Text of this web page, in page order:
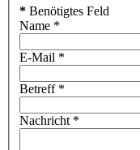
* Benötigtes Feld
Name *
E-Mail *
Betreff*
Nachricht *